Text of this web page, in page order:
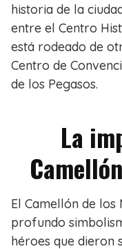
historia de la
entre el Centro
está rodeado de
Centro de
de los Pegasos.
La
El Camellón de
profundo
héroes que dieron